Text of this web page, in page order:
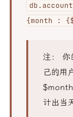
{month :
注：
己的用
计出当